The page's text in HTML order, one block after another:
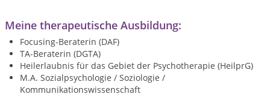
Meine therapeutische Ausbildung:
Focusing-Beraterin (DAF)
TA-Beraterin (DGTA)
Heilerlaubnis für das Gebiet der Psychotherapie (HeilprG)
M.A. Sozialpsychologie / Soziologie /
Kommunikationswissenschaft